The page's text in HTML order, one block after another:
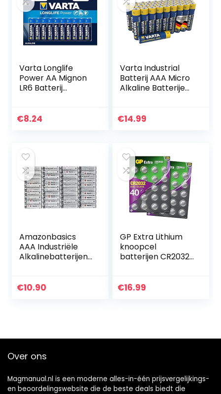
Varta Longlife
Power AA Mignon
LR6 Batterij
Batterijideaal voor
€8.24
Varta Industrial
Batterij AAA Micro
Alkaline Batterijen
milieuvriendelijke
€14.99
Amazonbasics
AAA Industriële
Alkalinebatterijen,
€10.90
GP Extra Lithium
knoopcel
batterijen CR2032 |
CR2032 3V
€16.99
Over ons
Magmanual.nl is een moderne alles-in-één prijsvergelijkings-
en beoordelingswebsite die de beste deals biedt die